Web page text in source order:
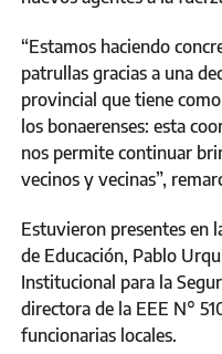
“Estamos haciendo
patrullas gracias a una
provincial que tiene
los bonaerenses: esta
nos permite continuar
vecinos y vecinas”,
Estuvieron presentes en
de Educación, Pablo
Institucional para la
directora de la EEE N°
funcionarias locales.